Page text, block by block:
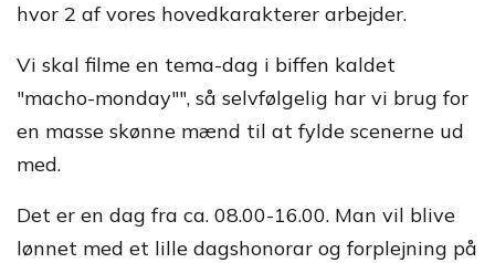
hvor 2 af vores hovedkarakterer arbejder.
Vi skal filme en tema-dag i biffen kaldet
"macho-monday"", så selvfølgelig har vi brug for
en masse skønne mænd til at fylde scenerne ud
med.
Det er en dag fra ca. 08.00-16.00. Man vil blive
lønnet med et lille dagshonorar og forplejning på